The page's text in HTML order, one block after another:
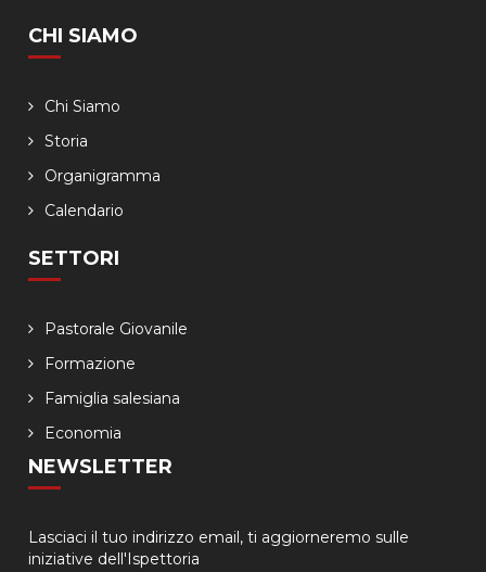
CHI SIAMO
Chi Siamo
Storia
Organigramma
Calendario
SETTORI
Pastorale Giovanile
Formazione
Famiglia salesiana
Economia
NEWSLETTER
Lasciaci il tuo indirizzo email, ti aggiorneremo sulle
iniziative dell'Ispettoria